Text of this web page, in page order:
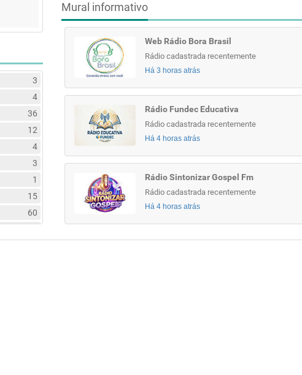
3
4
36
12
4
3
1
15
60
Mural informativo
Web Rádio Bora Brasil
Rádio cadastrada recentemente
Há 3 horas atrás
Rádio Fundec Educativa
Rádio cadastrada recentemente
Há 4 horas atrás
Rádio Sintonizar Gospel Fm
Rádio cadastrada recentemente
Há 4 horas atrás